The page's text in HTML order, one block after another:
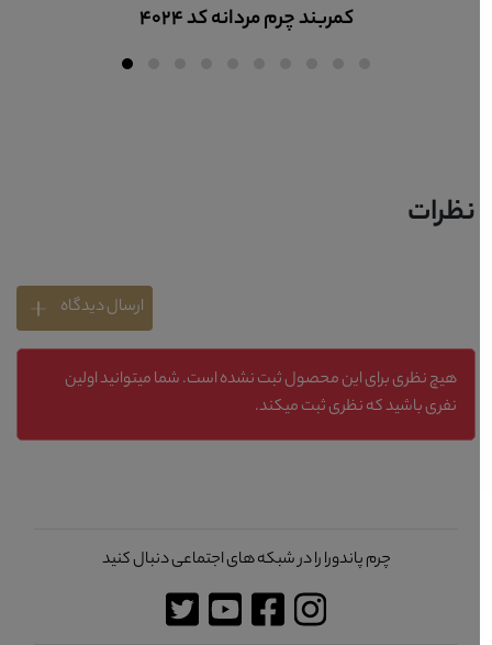
کمربند چرم مردانه کد 4024
نظرات
ارسال دیدگاه
هیچ نظری برای این محصول ثبت نشده است. شما میتوانید اولین
نفری باشید که نظری ثبت میکند.
چرم پاندورا را در شبکه های اجتماعی دنبال کنید